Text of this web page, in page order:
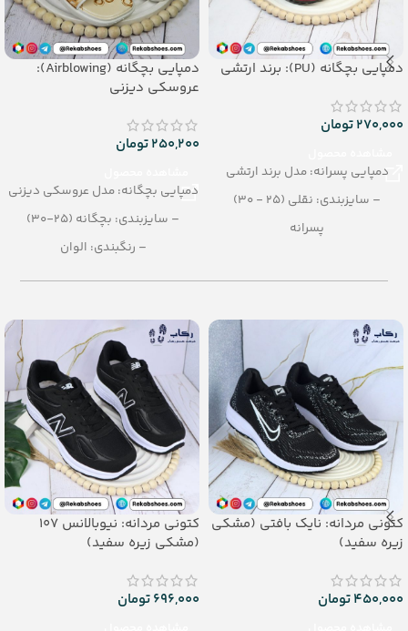
دمپایی بچگانه (PU): برند ارتشی
270,000تومان
دمپایی پسرانه: مدل برند ارتشی
– سایزبندی: نقلی (25 - 30)
پسرانه
– تعداد در کارتن: 36 جفت
دمپایی بچگانه (Airblowing):
عروسکی دیزنی
250,200تومان
دمپایی بچگانه: مدل عروسکی دیزنی
– سایزبندی: بچگانه (25-30)
– رنگبندی: الوان
کتونی مردانه: نایک بافتی (مشکی
زیره سفید)
450,000تومان
کتونی مردانه: نیوبالانس 107
(مشکی زیره سفید)
696,000تومان